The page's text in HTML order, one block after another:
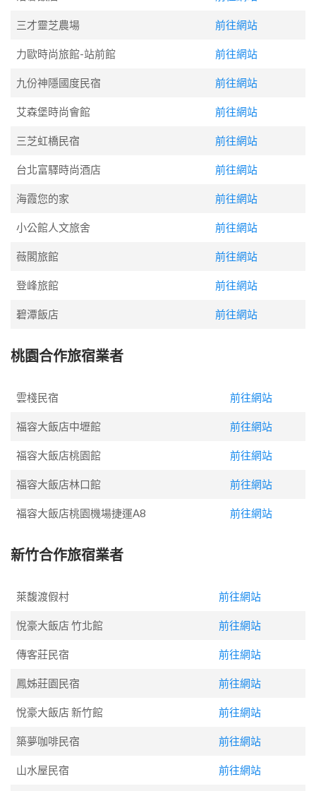
三才靈芝農場 前往網站
力歐時尚旅館-站前館 前往網站
九份神隱國度民宿 前往網站
艾森堡時尚會館 前往網站
三芝虹橋民宿 前往網站
台北富驛時尚酒店 前往網站
海霞您的家 前往網站
小公館人文旅舍 前往網站
薇閣旅館 前往網站
登峰旅館 前往網站
碧潭飯店 前往網站
桃園合作旅宿業者
雲棧民宿 前往網站
福容大飯店中壢館 前往網站
福容大飯店桃園館 前往網站
福容大飯店林口館 前往網站
福容大飯店桃園機場捷運A8 前往網站
新竹合作旅宿業者
萊馥渡假村 前往網站
悅豪大飯店 竹北館 前往網站
傳客莊民宿 前往網站
鳳姊莊園民宿 前往網站
悅豪大飯店 新竹館 前往網站
築夢咖啡民宿 前往網站
山水屋民宿 前往網站